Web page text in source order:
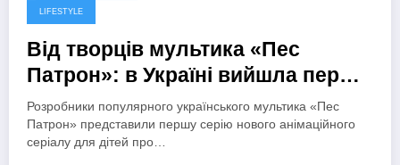
16 Вересня, 2024
LIFESTYLE
Від творців мультика «Пес
Патрон»: в Україні вийшла перша
серія нового мультсеріалу «На
краю світів»
Розробники популярного українського мультика «Пес
Патрон» представили першу серію нового анімаційного
серіалу для дітей про…